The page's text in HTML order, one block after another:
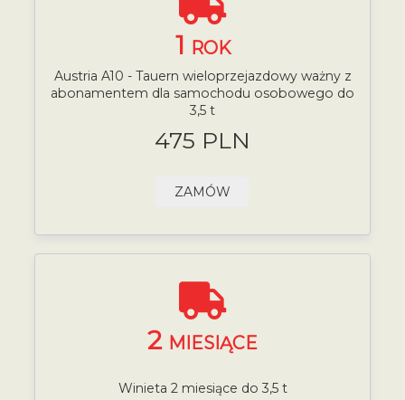
1 ROK
Austria A10 - Tauern wieloprzejazdowy ważny z
abonamentem dla samochodu osobowego do
3,5 t
475 PLN
ZAMÓW
2 MIESIĄCE
Winieta 2 miesiące do 3,5 t